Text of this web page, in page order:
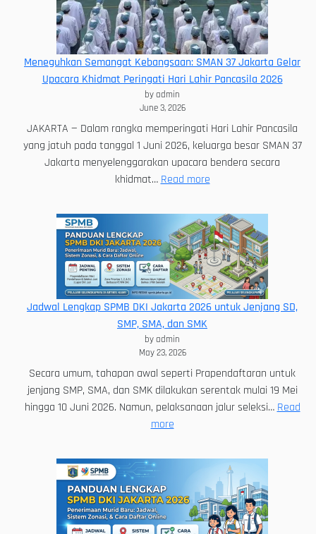
Meneguhkan Semangat Kebangsaan: SMAN 37 Jakarta Gelar
Upacara Khidmat Peringati Hari Lahir Pancasila 2026
by admin
June 3, 2026
JAKARTA — Dalam rangka memperingati Hari Lahir Pancasila
yang jatuh pada tanggal 1 Juni 2026, keluarga besar SMAN 37
Jakarta menyelenggarakan upacara bendera secara
khidmat… Read more:
Semangat
Kebangsaan:
SMAN
37
Jakarta
Gelar
Upacara
Lahir
2026
Jadwal Lengkap SPMB DKI Jakarta 2026 untuk Jenjang SD,
SMP, SMA, dan SMK
by admin
May 23, 2026
Secara umum, tahapan awal seperti Prapendaftaran untuk
jenjang SMP, SMA, dan SMK dilakukan serentak mulai 19 Mei
hingga 10 Juni 2026. Namun, pelaksanaan jalur seleksi… Read
more:
Lengkap
Jakarta
2026